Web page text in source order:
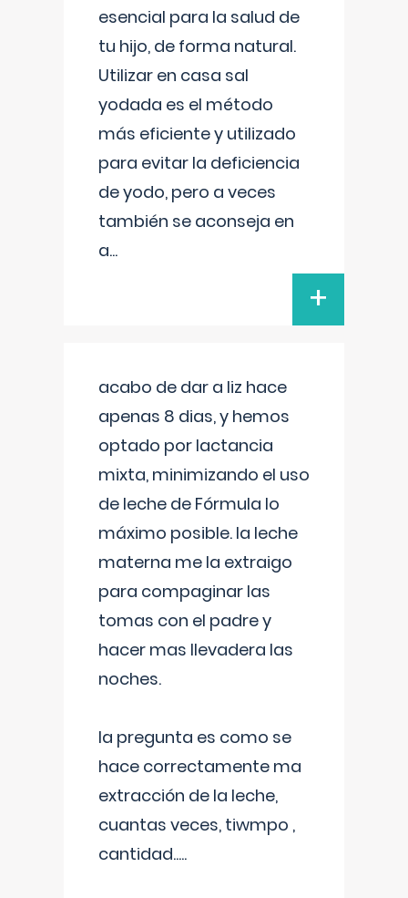
esencial para la salud de
tu hijo, de forma natural.
Utilizar en casa sal
yodada es el método
más eficiente y utilizado
para evitar la deficiencia
de yodo, pero a veces
también se aconseja en
a...
+
acabo de dar a liz hace
apenas 8 dias, y hemos
optado por lactancia
mixta, minimizando el uso
de leche de Fórmula lo
máximo posible. la leche
materna me la extraigo
para compaginar las
tomas con el padre y
hacer mas llevadera las
noches.
la pregunta es como se
hace correctamente ma
extracción de la leche,
cuantas veces, tiwmpo ,
cantidad.....